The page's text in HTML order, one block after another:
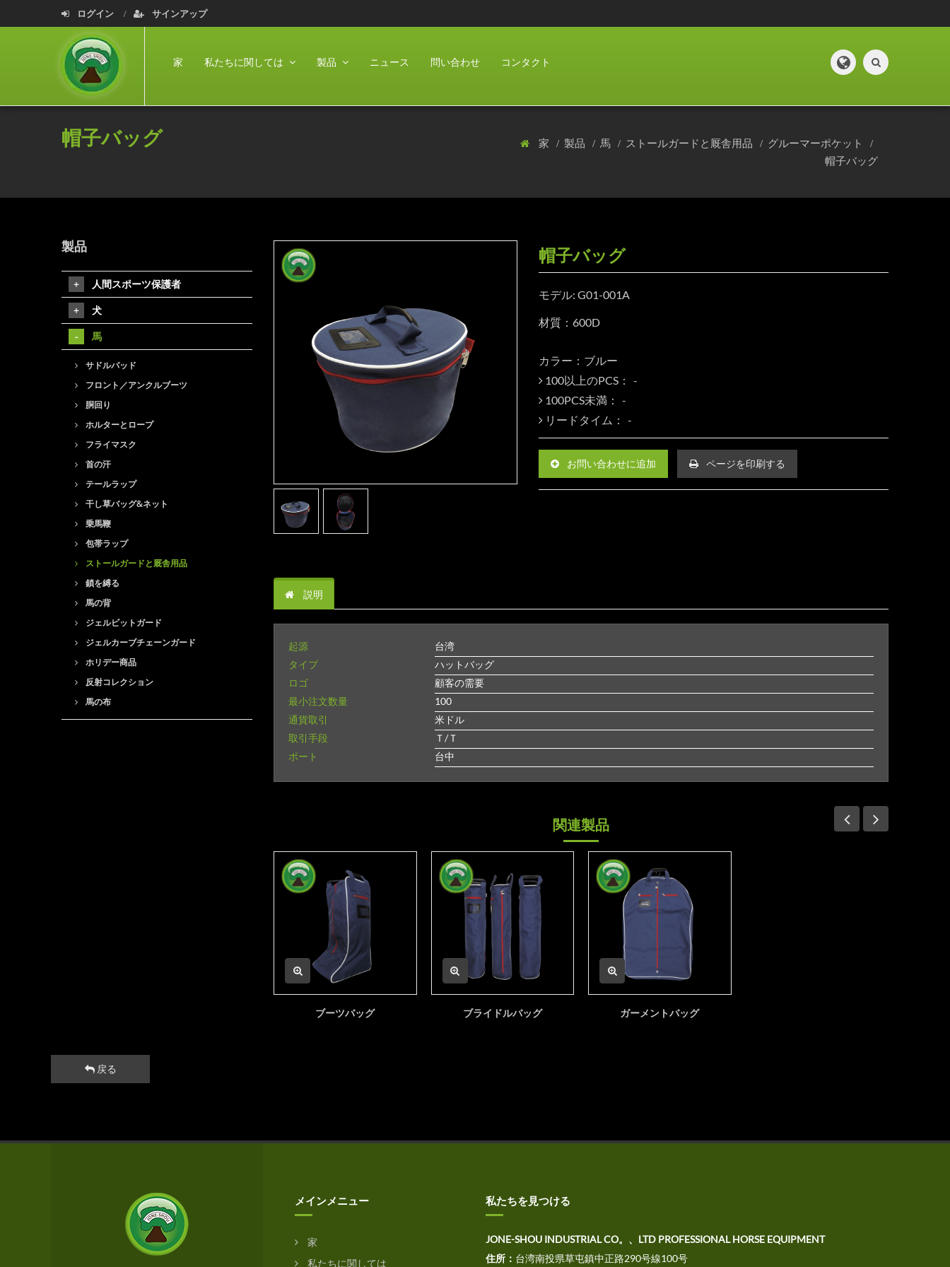
ログイン サインアップ
家 私たちに関しては 製品 ニュース 問い合わせ コンタクト
帽子バッグ 家 製品 馬 ストールガードと厩舎用品
グルーマーポケット
帽子バッグ
帽子バッグ
モデル: G01-001A
材質：600D
カラー：ブルー
100以上のPCS：
100PCS未満：
リードタイム：
お問い合わせに追加 ページを印刷する
説明
起源
台湾
タイプ
ハットバッグ
ロゴ
顧客の需要
最小注文数量
100
通貨取引
米ドル
取引手段
Ｔ/Ｔ
ポート
台中
関連製品
ブーツバッグ ブライドルバッグ ガーメントバッグ
製品
人間スポーツ保護者
犬
馬
サドルパッド
フロント／アンクルブーツ
胴回り
ホルターとロープ
フライマスク
首の汗
テールラップ
干し草バッグ&ネット
乗馬鞭
包帯ラップ
ストールガードと厩舎用品
鎖を縛る
馬の背
ジェルビットガード
ジェルカーブチェーンガード
ホリデー商品
反射コレクション
馬の布
戻る
メインメニュー
家
私たちに関しては
私たちを見つける
JONE-SHOU INDUSTRIAL CO。、LTD PROFESSIONAL HORSE EQUIPMENT
住所： 台湾南投県草屯鎮中正路290号線100号